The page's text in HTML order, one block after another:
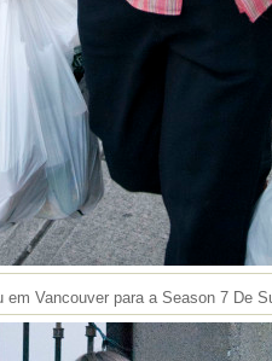
em Vancouver para a Season 7 De